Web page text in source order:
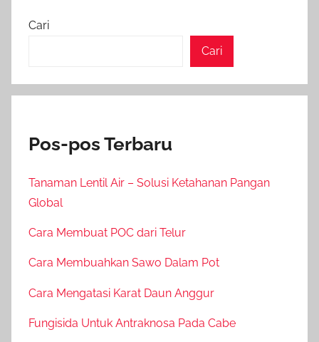
Cari
Cari
Pos-pos Terbaru
Tanaman Lentil Air – Solusi Ketahanan Pangan
Global
Cara Membuat POC dari Telur
Cara Membuahkan Sawo Dalam Pot
Cara Mengatasi Karat Daun Anggur
Fungisida Untuk Antraknosa Pada Cabe